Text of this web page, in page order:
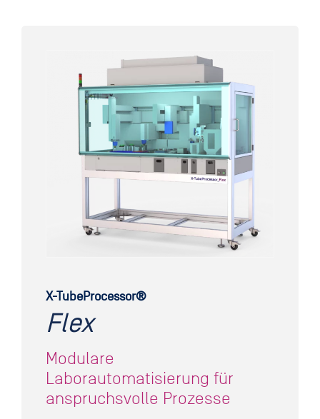
X-TubeProcessor®
Flex
Modulare
Laborautomatisierung für
anspruchsvolle Prozesse